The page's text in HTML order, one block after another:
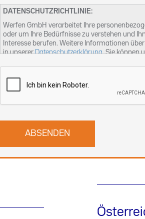
DATENSCHUTZRICHTLINIE:
Werfen GmbH verarbeitet Ihre
oder um Ihre Bedürfnisse zu verstehen und
Interesse berufen. Weitere Informationen
in unsererDatenschutzerklärung. Sie können